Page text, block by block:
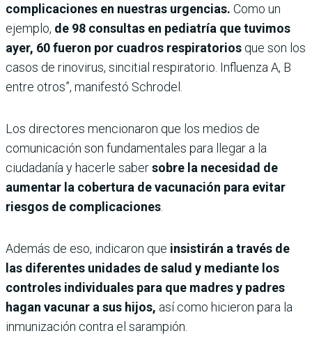
complicaciones en nuestras urgencias. Como un
ejemplo, de 98 consultas en pediatría que tuvimos
ayer, 60 fueron por cuadros respiratorios que son los
casos de rinovirus, sincitial respiratorio. Influenza A, B
entre otros”, manifestó Schrodel.
Los directores mencionaron que los medios de
comunicación son fundamentales para llegar a la
ciudadanía y hacerle sabersobre la necesidad de
aumentar la cobertura de vacunación para evitar
riesgos de complicaciones
Además de eso, indicaron que insistirán a través de
las diferentes unidades de salud y mediante los
controles individuales para que madres y padres
hagan vacunar a sus hijos, así como hicieron para la
inmunización contra el sarampión.